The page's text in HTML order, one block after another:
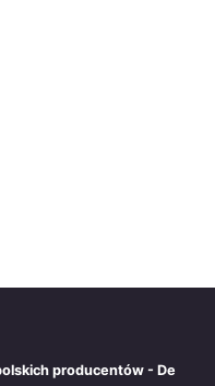
producentów - De